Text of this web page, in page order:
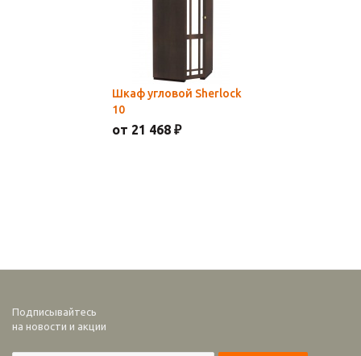
Шкаф угловой Sherlock
10
от 21 468 ₽
Подписывайтесь
на новости и акции